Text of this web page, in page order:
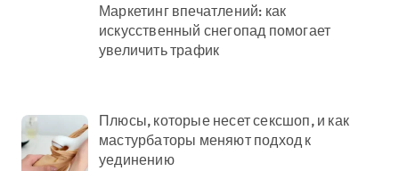
Маркетинг впечатлений: как
искусственный снегопад помогает
увеличить трафик
Плюсы, которые несет сексшоп, и как
мастурбаторы меняют подход к
уединению